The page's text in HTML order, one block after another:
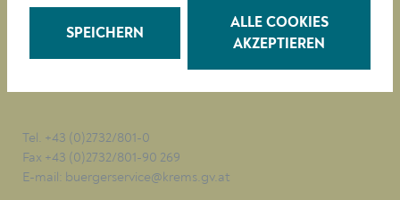
Magistrat der Stadt Krems
Obere Landstraße 4
Tel. +43 (0)2732/801-0
Fax +43 (0)2732/801-90 269
E-mail: buergerservice@krems.gv.at
SPEICHERN
ALLE COOKIES
AKZEPTIEREN